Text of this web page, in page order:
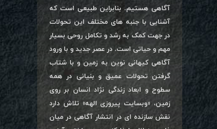
آگاهی هستیم. بنابراین طبیعی است که
آشنایی با جنبه های مختلف این تحولات
در جهت کمک به رشد و تکامل روحی بسیار
مهم و حیاتی است. در عصر جدید و با ورود
آگاهی کیهانی نوین به زمین و با شتاب
گرفتن تحولات عمیق و بنیانی در همه
سطوح و ابعاد زندگی نژاد انسان بر روی
زمین، «وبسایت پیروزی الهه» تلاش دارد
نقش سازنده ای در انتشار آگاهی در میان